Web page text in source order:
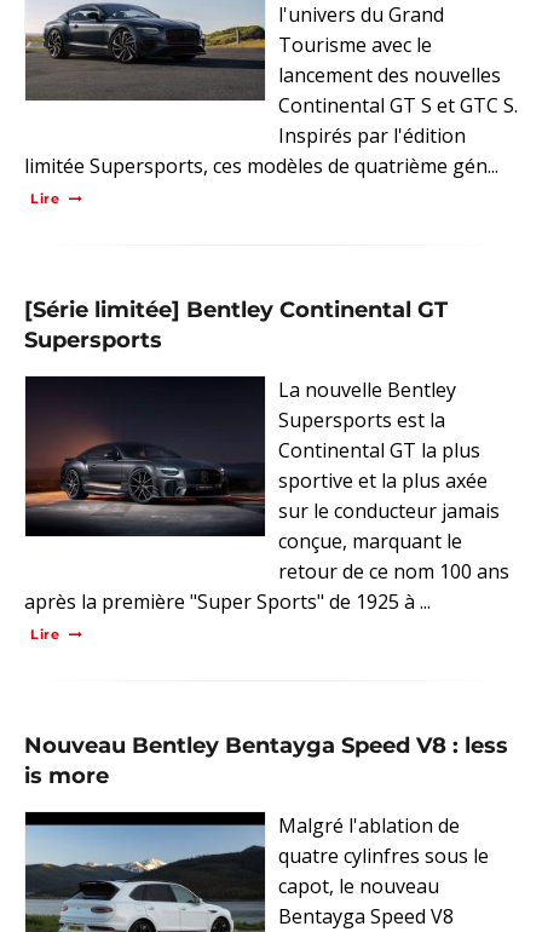
l'univers du Grand
Tourisme avec le
lancement des nouvelles
Continental GT S et GTC S.
Inspirés par l'édition
limitée Supersports, ces modèles de quatrième gén...
Lire
[Série limitée] Bentley Continental GT
Supersports
La nouvelle Bentley
Supersports est la
Continental GT la plus
sportive et la plus axée
sur le conducteur jamais
conçue, marquant le
retour de ce nom 100 ans
après la première "Super Sports" de 1925 à ...
Lire
Nouveau Bentley Bentayga Speed V8 : less
is more
Malgré l'ablation de
quatre cylinfres sous le
capot, le nouveau
Bentayga Speed V8